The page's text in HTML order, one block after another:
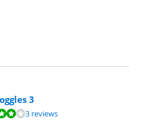
3
op 3 reviews.
3 reviews